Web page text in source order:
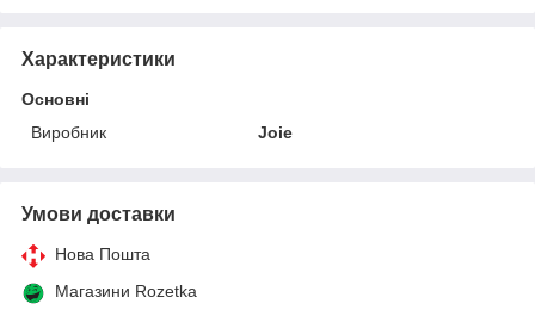
Характеристики
Основні
Виробник
Joie
Умови доставки
Нова Пошта
Магазини Rozetka